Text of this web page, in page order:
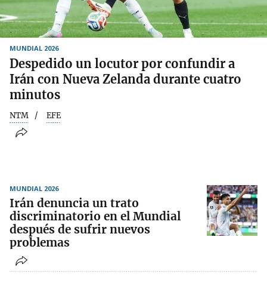
MUNDIAL 2026
Despedido un locutor por confundir a
Irán con Nueva Zelanda durante cuatro
minutos
NTM EFE
MUNDIAL 2026
Irán denuncia un trato
discriminatorio en el Mundial
después de sufrir nuevos
problemas